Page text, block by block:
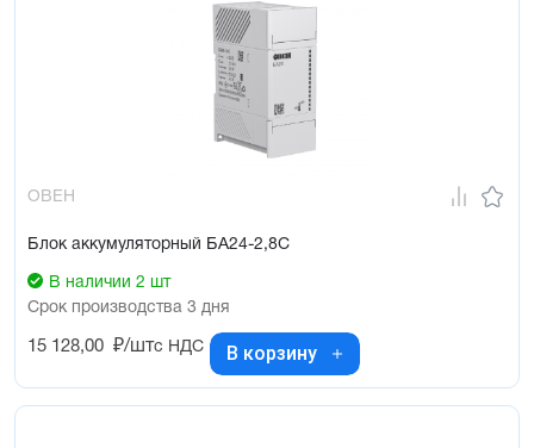
ОВЕН
Блок аккумуляторный БА24-2,8С
В наличии 2 шт
Срок производства 3 дня
15 128,00 ₽/штс НДС В корзину